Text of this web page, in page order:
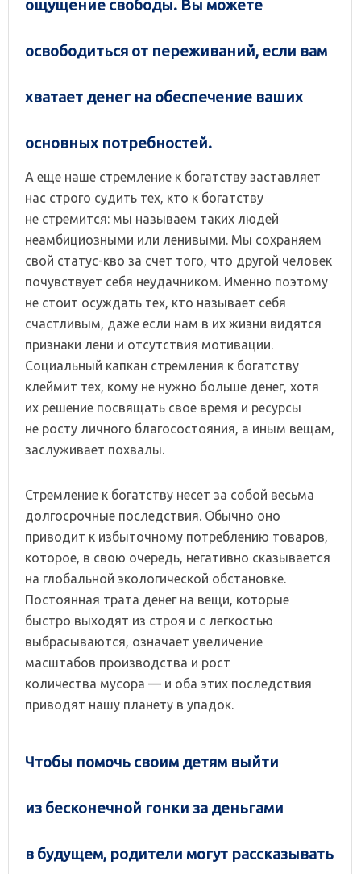
ощущение свободы. Вы можете
освободиться от переживаний, если вам
хватает денег на обеспечение ваших
основных потребностей.
А еще наше стремление к богатству заставляет
нас строго судить тех, кто к богатству
не стремится: мы называем таких людей
неамбициозными или ленивыми. Мы сохраняем
свой статус-кво за счет того, что другой человек
почувствует себя неудачником. Именно поэтому
не стоит осуждать тех, кто называет себя
счастливым, даже если нам в их жизни видятся
признаки лени и отсутствия мотивации.
Социальный капкан стремления к богатству
клеймит тех, кому не нужно больше денег, хотя
их решение посвящать свое время и ресурсы
не росту личного благосостояния, а иным вещам,
заслуживает похвалы.
Стремление к богатству несет за собой весьма
долгосрочные последствия. Обычно оно
приводит к избыточному потреблению товаров,
которое, в свою очередь, негативно сказывается
на глобальной экологической обстановке.
Постоянная трата денег на вещи, которые
быстро выходят из строя и с легкостью
выбрасываются, означает увеличение
масштабов производства и рост
количества мусора — и оба этих последствия
приводят нашу планету в упадок.
Чтобы помочь своим детям выйти
из бесконечной гонки за деньгами
в будущем, родители могут рассказывать